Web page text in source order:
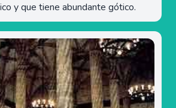
y que tiene abundante gótico.